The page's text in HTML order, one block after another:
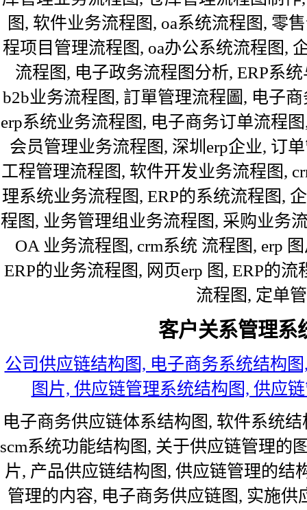
图, 软件业务流程图, oa系统流程图, 零
程项目管理流程图, oa办公系统流程图,
流程图, 电子政务流程图分析, ERP系
b2b业务流程图, 訂單管理流程圖, 电子
erp系统业务流程图, 电子商务订单流程
会员管理业务流程图, 深圳erp企业, 订
工程管理流程图, 软件开发业务流程图,
理系统业务流程图, ERP的系统流程图,
程图, 业务管理组业务流程图, 采购业务
OA 业务流程图, crm系统 流程图, erp
ERP的业务流程图, 网页erp 图, ERP的
流程图, 定单
客户关系管理系
公司供应链结构图, 电子商务系统结构
图片, 供应链管理系统结构图, 供应
电子商务供应链体系结构图, 软件系统
scm系统功能结构图, 关于供应链管理的
片, 产品供应链结构图, 供应链管理的结
管理的内容, 电子商务供应链图, 实施